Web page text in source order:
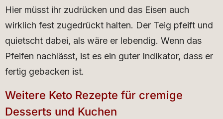
Hier müsst ihr zudrücken und das Eisen auch
wirklich fest zugedrückt halten. Der Teig pfeift und
quietscht dabei, als wäre er lebendig. Wenn das
Pfeifen nachlässt, ist es ein guter Indikator, dass er
fertig gebacken ist.
Weitere Keto Rezepte für cremige
Desserts und Kuchen